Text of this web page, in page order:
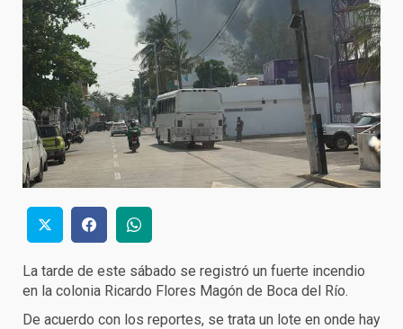
La tarde de este sábado se registró un fuerte incendio
en la colonia Ricardo Flores Magón de Boca del Río.
De acuerdo con los reportes, se trata un lote en onde hay